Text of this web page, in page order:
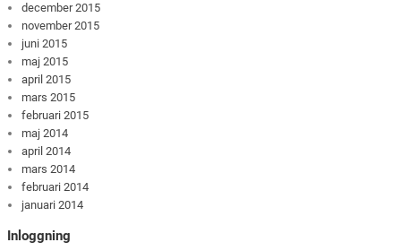
december 2015
november 2015
juni 2015
maj 2015
april 2015
mars 2015
februari 2015
maj 2014
april 2014
mars 2014
februari 2014
januari 2014
Inloggning